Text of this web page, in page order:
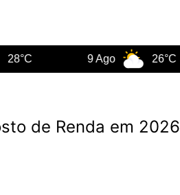
26°C
de Renda em 2026